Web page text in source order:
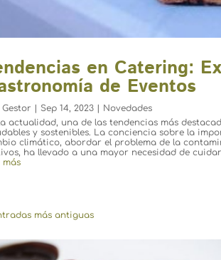
en Catering:
de Eventos
Gestor | Sep 14, 2023 | Novedades
actualidad, una de las tendencias más
y sostenibles. La conciencia sobre la
climático, abordar el problema de la
ha llevado a una mayor necesidad de
más
más antiguas